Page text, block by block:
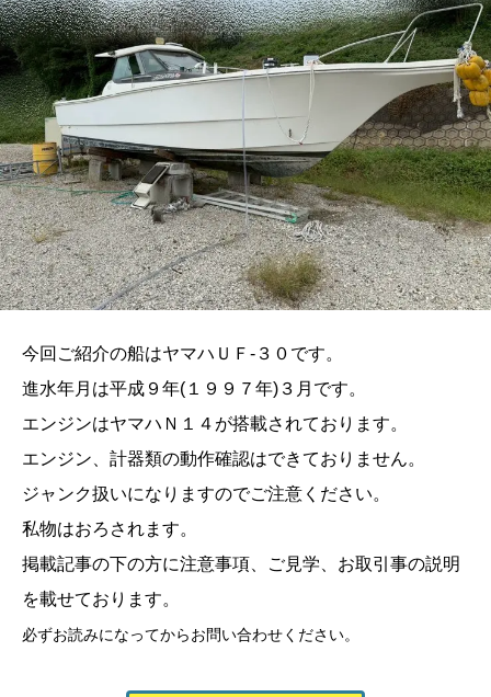
今回ご紹介の船はヤマハＵＦ-３０です。
進水年月は平成９年(１９９７年)３月です。
エンジンはヤマハＮ１４が搭載されております。
エンジン、計器類の動作確認はできておりません。
ジャンク扱いになりますのでご注意ください。
私物はおろされます。
掲載記事の下の方に注意事項、ご見学、お取引事の説明
を載せております。
必ずお読みになってからお問い合わせください。